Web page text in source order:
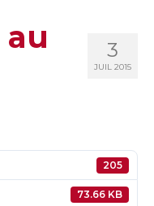
3
JUIL 2015
205
73.66 KB